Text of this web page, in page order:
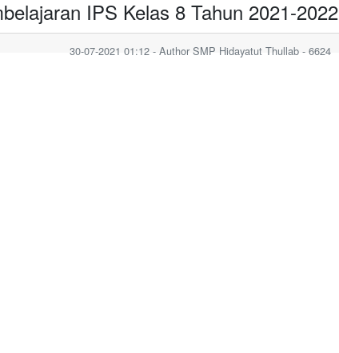
IPS Kelas 8 Tahun 2021-2022
30-07-2021 01:12 - Author SMP Hidayatut Thullab - 6624